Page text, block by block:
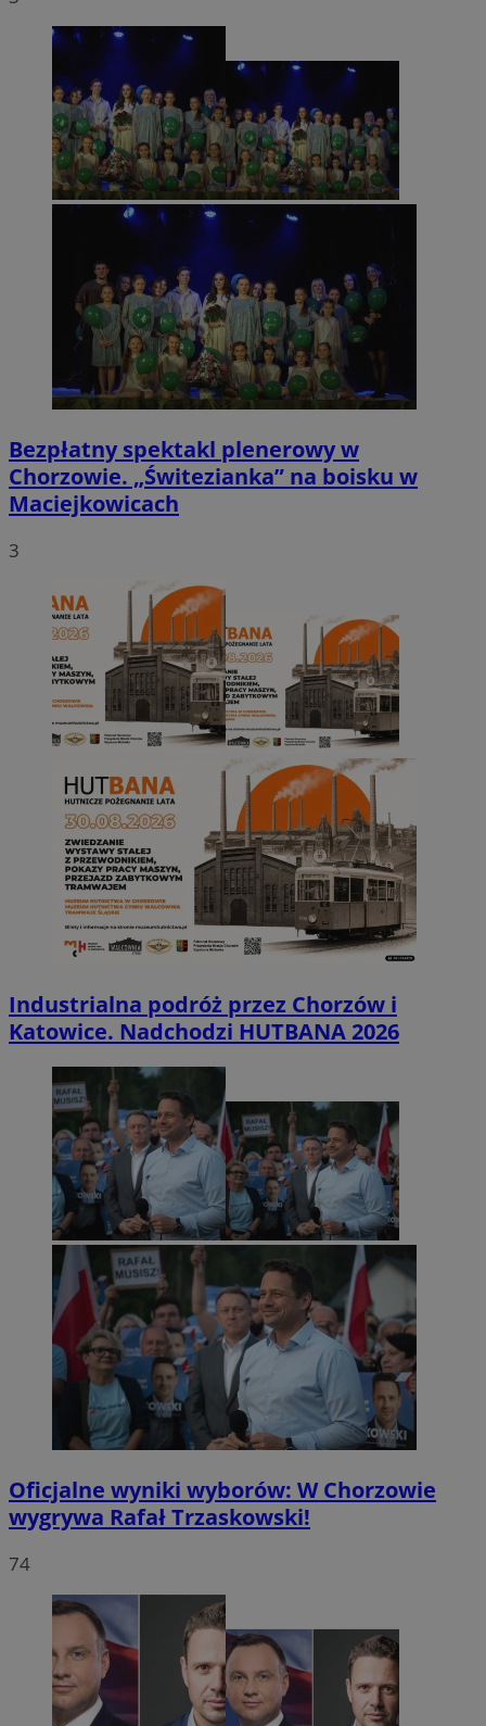
Bezpłatny spektakl plenerowy w
Chorzowie. „Świtezianka” na boisku w
Maciejkowicach
3
Industrialna podróż przez Chorzów i
Katowice. Nadchodzi HUTBANA 2026
Oficjalne wyniki wyborów: W Chorzowie
wygrywa Rafał Trzaskowski!
74